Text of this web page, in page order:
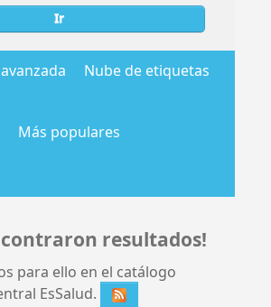
Ir
Nube de etiquetas
Más populares
resultados!
para ello en el catálogo
EsSalud.